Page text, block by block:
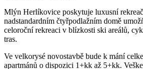
Mlýn Herlíkovice poskytuje luxusní
nadstandardním čtyřpodlažním domě
celoroční rekreaci v blízkosti ski areálů,
tras.
Ve velkorysé novostavbě bude k mání
apartmánů o dispozici 1+kk až 5+kk.